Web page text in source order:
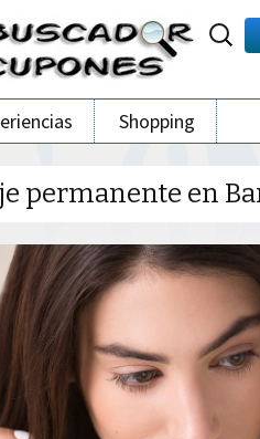
Buscar
por:
Shopping
permanente en